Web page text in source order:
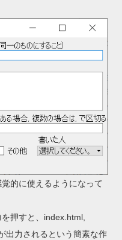
的に使えるようになって
押すと、index.html,
出力されるという簡素な作